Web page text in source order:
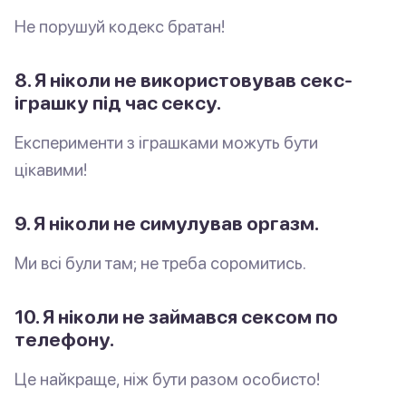
Не порушуй кодекс братан!
8. Я ніколи не використовував секс-
іграшку під час сексу.
Експерименти з іграшками можуть бути
цікавими!
9. Я ніколи не симулував оргазм.
Ми всі були там; не треба соромитись.
10. Я ніколи не займався сексом по
телефону.
Це найкраще, ніж бути разом особисто!